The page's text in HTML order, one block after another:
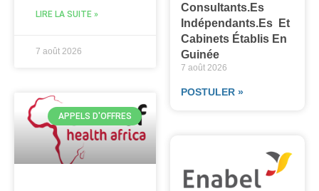
LIRE LA SUITE »
7 août 2026
APPELS D'OFFRES
Consultants.es
Indépendants.es Et
Cabinets Établis En
Guinée
7 août 2026
POSTULER »